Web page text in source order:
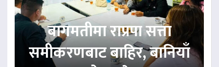
बागमतीमा राप्रपा सत्ता
समीकरणबाट बाहिर, बानियाँ